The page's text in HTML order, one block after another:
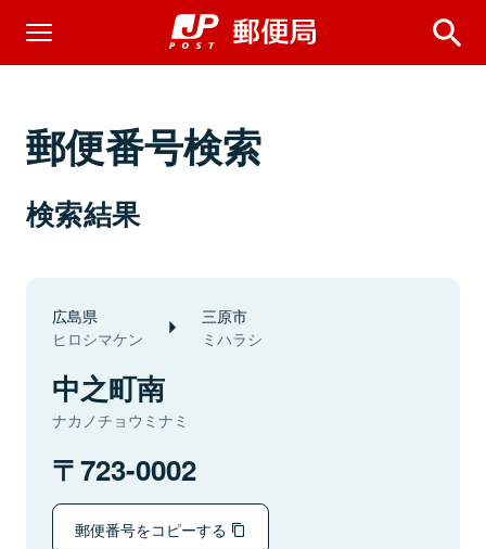
郵便番号検索
検索結果
広島県
ヒロシマケン
三原市
ミハラシ
中之町南
ナカノチョウミナミ
723-0002
郵便番号をコピーする